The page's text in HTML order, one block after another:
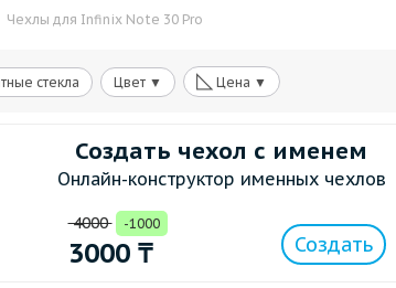
Чехлы для Infinix Note 30 Pro
стекла Цвет ▼ ◺ Цена ▼
Создать чехол с именем
Онлайн-конструктор именных чехлов
4000 -1000
3000 ₸ Создать